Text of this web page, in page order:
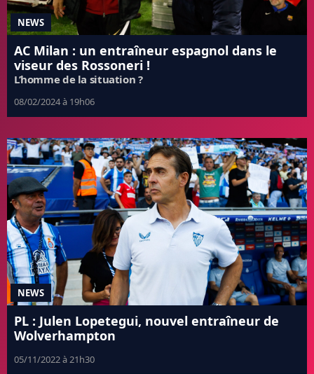
NEWS
AC Milan : un entraîneur espagnol dans le
viseur des Rossoneri !
L’homme de la situation ?
08/02/2024 à 19h06
NEWS
PL : Julen Lopetegui, nouvel entraîneur de
Wolverhampton
05/11/2022 à 21h30